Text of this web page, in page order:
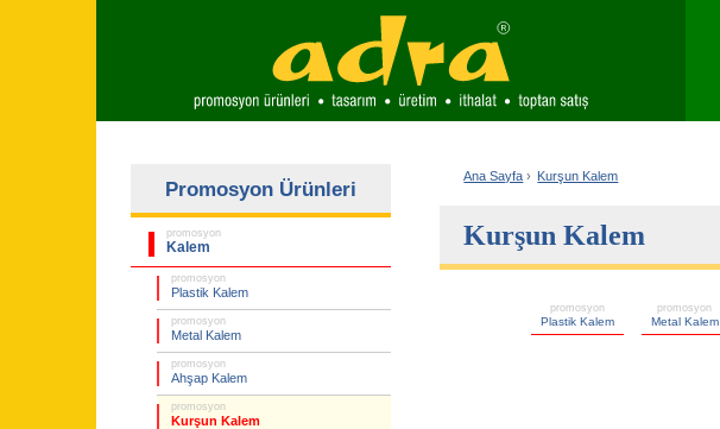
Promosyon Ürünleri
promosyon
Kalem
promosyon
Plastik Kalem
promosyon
Metal Kalem
promosyon
Ahşap Kalem
promosyon
Kurşun Kalem
Ana Sayfa › Kurşun Kalem
Kurşun Kalem
promosyon
Plastik Kalem
promosyon
Metal Kalem